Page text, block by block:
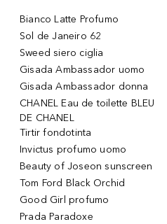
Bianco Latte Profumo
Sol de Janeiro 62
Sweed siero ciglia
Gisada Ambassador uomo
Gisada Ambassador donna
CHANEL Eau de toilette BLEU
DE CHANEL
Tirtir fondotinta
Invictus profumo uomo
Beauty of Joseon sunscreen
Tom Ford Black Orchid
Good Girl profumo
Prada Paradoxe